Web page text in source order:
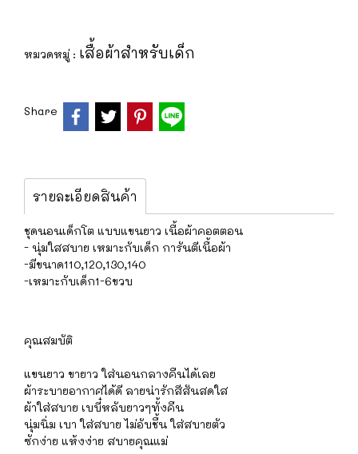
หมวดหมู่ : เสื้อผ้าสำหรับเด็ก
Share
รายละเอียดสินค้า
ชุดนอนเด็กโต แบบแขนยาว เนื้อผ้าคอตตอน
- นุ่มใสสบาย เหมาะกับเด็ก การันตีเนื้อผ้า
-มีขนาด110,120,130,140
-เหมาะกับเด็ก1-6ขวบ
คุณสมบัติ
แขนยาว ขายาว ใส่นอนกลางคืนได้เลย
ผ้าระบายอากาศได้ดี ลายน่ารักสีสันสดใส
ผ้าใส่สบาย เบบี๋หลับยาวๆทั้งคืน ️
นุ่มนิ่ม เบา ใส่สบาย ไม่อับชื้น ใส่สบายตัว
ซักง่าย แห้งง่าย สบายคุณแม่